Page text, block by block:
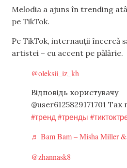
Melodia a ajuns în trending
pe TikTok.
Pe TikTok, internauții încercă
artistei – cu accent pe pălărie.
@oleksii_iz_kh
Відповідь користувачу
@user6125829171701
#тренд #тренды
♬ Bam Bam – Misha Miller
@zhannask8